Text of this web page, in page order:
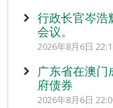
行政长官岑浩
会议。
2026年8月6日
广东省在澳门
府债券
2026年8月6日